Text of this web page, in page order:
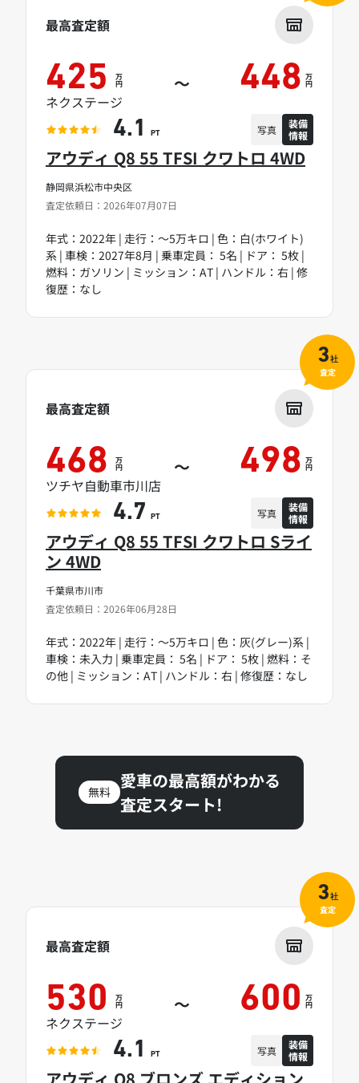
静岡県浜松市中央区
査定依頼日：2026年07月07日
アウディ Q8 55 TFSI クワトロ 4WD
年式：2022年 | 走行：～5万キロ | 色：白(ホワイト)
系 | 車検：2027年8月 | 乗車定員： 5名 | ドア： 5枚 |
燃料：ガソリン | ミッション：AT | ハンドル：右 | 修
復歴：なし
最高査定額
425 万
円 ～ 448 万
円
ネクステージ
4.1 PT 写真
装備
情報
千葉県市川市
査定依頼日：2026年06月28日
アウディ Q8 55 TFSI クワトロ Sライ
ン 4WD
年式：2022年 | 走行：～5万キロ | 色：灰(グレー)系 |
車検：未入力 | 乗車定員： 5名 | ドア： 5枚 | 燃料：そ
の他 | ミッション：AT | ハンドル：右 | 修復歴：なし
最高査定額
468 万
円 ～ 498 万
円
ツチヤ自動車市川店
4.7 PT 写真
装備
情報
3社
査定
無料
愛車の最高額がわかる
査定スタート!
最高査定額
530 万
円 ～ 600 万
円
ネクステージ
4.1 PT 写真
装備
情報
3社
査定